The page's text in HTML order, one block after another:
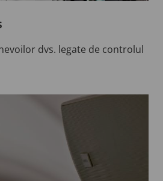
dvs. legate de controlul